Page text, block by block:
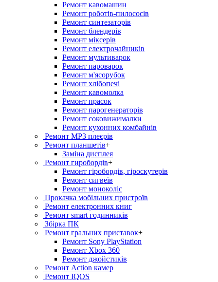
Ремонт кавомашин
Ремонт роботів-пилососів
Ремонт синтезаторів
Ремонт блендерiв
Ремонт мiксерiв
Ремонт електрочайників
Ремонт мультиварок
Ремонт пароварок
Ремонт м'ясорубок
Ремонт хлiбопечi
Ремонт кавомолка
Ремонт прасок
Ремонт парогенераторiв
Ремонт соковижималки
Ремонт кухонних комбайнів
Ремонт MP3 плеєрів
Ремонт планшетів+
Заміна дисплея
Ремонт гиробордiв+
Ремонт гіробордів, гіроскутерів
Ремонт сигвеїв
Ремонт моноколіс
Прокачка мобільних пристроїв
Ремонт електронних книг
Ремонт smart годинників
Збірка ПК
Ремонт гральних приставок+
Ремонт Sony PlayStation
Ремонт Xbox 360
Ремонт джойстиків
Ремонт Action камер
Ремонт IQOS